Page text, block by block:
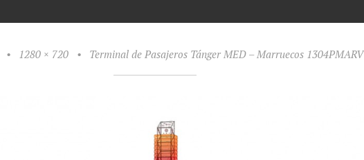
• 1280 × 720 • Terminal de Pasajeros Tánger MED – Marruecos 1304PMARV